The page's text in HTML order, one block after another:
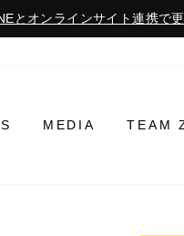
とオンラインサイト連携で
MEDIA TEAM